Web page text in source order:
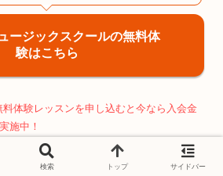
ージックスクールの無料体
験はこちら
料体験レッスンを申し込むと今なら入会金
施中！
検索 トップ サイドバー